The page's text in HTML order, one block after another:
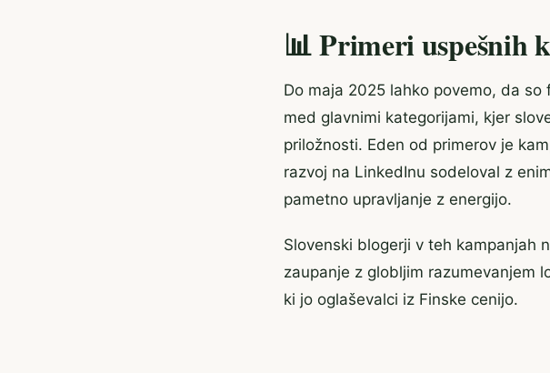
📊 Primeri uspešnih
Do maja 2025 lahko povemo, da
med glavnimi kategorijami, kjer
priložnosti. Eden od primerov je
razvoj na LinkedInu sodeloval z
pametno upravljanje z energijo.
Slovenski blogerji v teh kampanjah
zaupanje z globljim razumevanjem
ki jo oglaševalci iz Finske cenijo.